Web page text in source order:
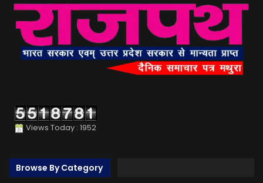
Views Today : 1952
Browse By Category